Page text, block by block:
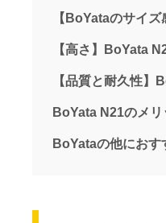
【BoYataのサイ
【高さ】BoYata
【品質と耐久性】
BoYata N21のメ
BoYataの他におす